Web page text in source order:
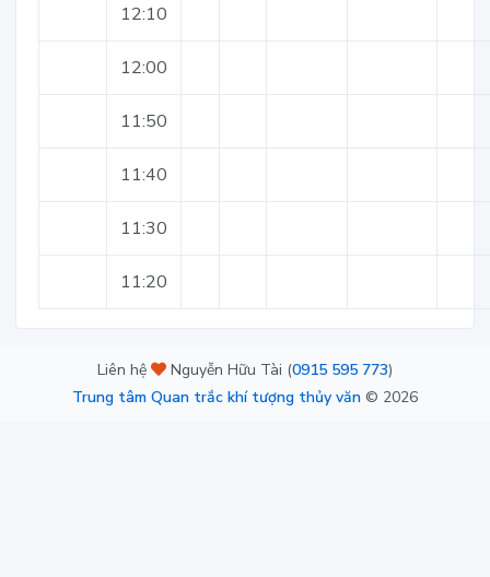
12:10
12:00
11:50
11:40
11:30
11:20
Liên hệ Nguyễn Hữu Tài (0915 595 773)
Trung tâm Quan trắc khí tượng thủy văn © 2026